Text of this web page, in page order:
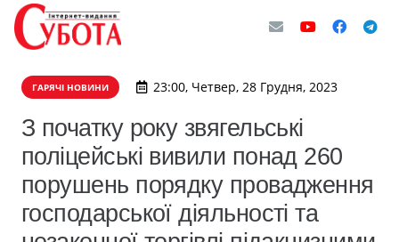
ГАРЯЧІ НОВИНИ 23:00, Четвер, 28 Грудня, 2023
З початку року звягельські
поліцейські вивили понад 260
порушень порядку провадження
господарської діяльності та